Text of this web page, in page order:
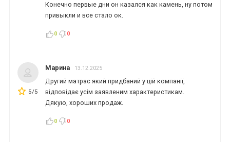
Конечно первые дни он казался как камень, ну потом
привыкли и все стало ок.
0 0
5/5
Марина 13.12.2025
Другий матрас який придбаний у цій компанії,
відповідає усім заявленим характеристикам.
Дякую, хороших продаж.
0 0
*